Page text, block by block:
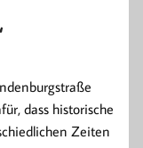
dass historische
Zeiten